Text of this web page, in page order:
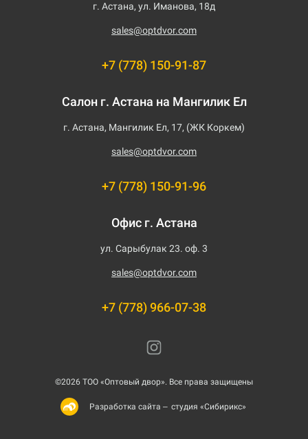
г. Астана, ул. Иманова, 18д
sales@optdvor.com
+7 (778) 150-91-87
Салон г. Астана на Мангилик Ел
г. Астана, Мангилик Ел, 17, (ЖК Коркем)
sales@optdvor.com
+7 (778) 150-91-96
Офис г. Астана
ул. Сарыбулак 23. оф. 3
sales@optdvor.com
+7 (778) 966-07-38
©2026 ТОО «Оптовый двор». Все права защищены
Разработка сайта – студия «Сибирикс»